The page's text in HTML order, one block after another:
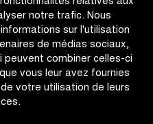
notre trafic. Nous
sur l'utilisation
de médias sociaux,
combiner celles-ci
vous leur avez fournies
votre utilisation de leurs
et
du
Corporate
Cycling
Challenge